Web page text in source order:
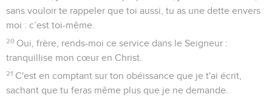
sans vouloir te rappeler que toi aussi, tu as une dette envers
moi : c’est toi-même.
20 Oui, frère, rends-moi ce service dans le Seigneur :
tranquillise mon cœur en Christ.
21 C'est en comptant sur ton obéissance que je t'ai écrit,
sachant que tu feras même plus que je ne demande.